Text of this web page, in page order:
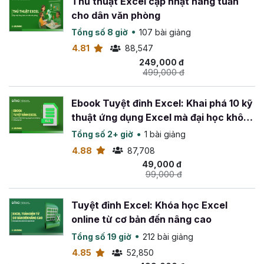
Bạn hoàn toàn có thể tự tin và thành thạo với
Một tài liệu được trình bày rõ ràng, đẹp mắt sẽ giúp bạn
ghi điểm trong mắt khách hàng, đối tác, nhà tuyển dụng.
Tất cả những gì bạn cần là tham gia khóa học "
thảo văn bản Word 365 từ cơ bản đến nâng
cao"của Giảng viên hướng dẫn: Đỗ Thành Trung. Chỉ
sau 1 khoá học, bạn sẽ thấy kỹ năng soạn thảo word của
mình thay đổi vượt bậc.
*Lưu ý: Khuyến khích cài đặt và sử dụng bộ phần mềm
Office 365 để học được đầy đủ các ứng dụng mà khóa
cho dân văn phòng
Tổng số 8 giờ
107 bài giảng
4.81
88,547
249,000 đ
499,000 đ
Ebook Tuyệt đỉnh Excel: Khai phá 10 kỹ
thuật ứng dụng Excel mà đại học không
dạy bạn
Tổng số 2+ giờ
1 bài giảng
4.88
87,708
49,000 đ
99,000 đ
Tuyệt đỉnh Excel: Khóa học Excel
online từ cơ bản đến nâng cao
Tổng số 19 giờ
212 bài giảng
4.85
52,850